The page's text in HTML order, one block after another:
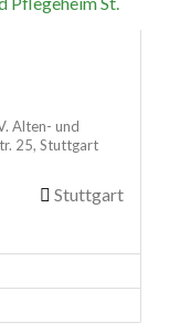
Alten- und
25, Stuttgart
Stuttgart